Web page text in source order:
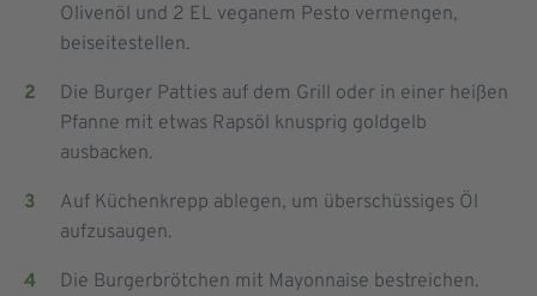
Olivenöl und 2 EL veganem Pesto vermengen,
beiseitestellen.
Die Burger Patties auf dem Grill oder in einer heißen
Pfanne mit etwas Rapsöl knusprig goldgelb
ausbacken.
Auf Küchenkrepp ablegen, um überschüssiges Öl
aufzusaugen.
Die Burgerbrötchen mit Mayonnaise bestreichen.